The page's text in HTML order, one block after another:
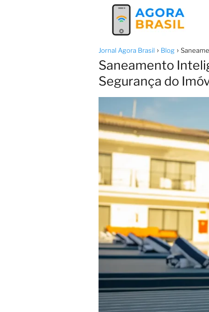
Jornal Agora Brasil Blog
Saneamento
Segurança do